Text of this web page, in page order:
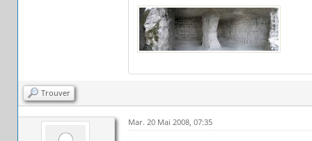
Trouver
Mar. 20 Mai 2008, 07:35